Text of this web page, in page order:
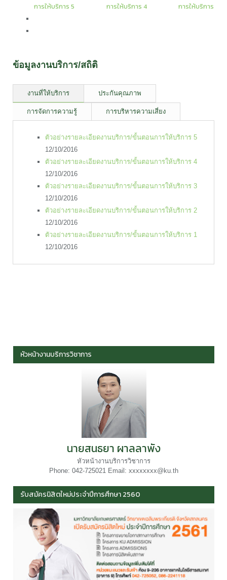
การให้บริการ 5
การให้บริการ 4
การให้บริการ 3
ข้อมูลงานบริการ/สถิติ
งานที่ให้บริการ ประกันคุณภาพ
การจัดการความรู้ การบริหารความเสี่ยง
ตัวอย่างรายละเอียดงานบริการ/ขั้นตอนการให้บริการ 5
12/10/2016
ตัวอย่างรายละเอียดงานบริการ/ขั้นตอนการให้บริการ 4
12/10/2016
ตัวอย่างรายละเอียดงานบริการ/ขั้นตอนการให้บริการ 3
12/10/2016
ตัวอย่างรายละเอียดงานบริการ/ขั้นตอนการให้บริการ 2
12/10/2016
ตัวอย่างรายละเอียดงานบริการ/ขั้นตอนการให้บริการ 1
12/10/2016
หัวหน้างานบริการวิชาการ
นายสนธยา ผาลลาพัง
หัวหน้างานบริการวิชาการ
Phone: 042-725021 Email: xxxxxxxx@ku.th
รับสมัครนิสิตใหม่ประจำปีการศึกษา 2560